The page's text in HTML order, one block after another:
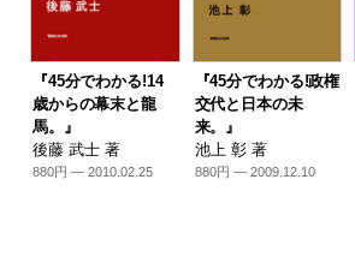
『45分でわかる!14
歳からの幕末と龍
馬。』
後藤 武士 著
880円 — 2010.02.25
『45分でわかる!政権
交代と日本の未
来。』
池上 彰 著
880円 — 2009.12.10